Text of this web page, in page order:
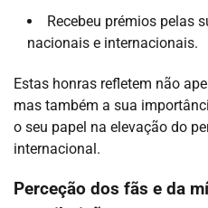
Recebeu prémios pelas
nacionais e internacionais.
Estas honras refletem não
mas também a sua
o seu papel na elevação do
internacional.
Perceção dos fãs e da